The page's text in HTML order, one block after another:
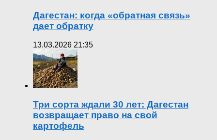
Дагестан: когда «обратная связь»
дает обратку
13.03.2026 21:35
Три сорта ждали 30 лет: Дагестан
возвращает право на свой
картофель